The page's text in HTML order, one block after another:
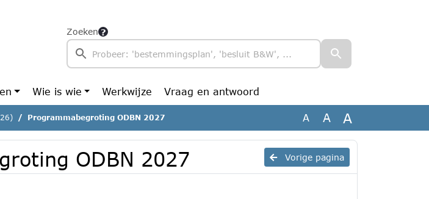
Zoeken
Wie is wie Werkwijze Vraag en antwoord
Programmabegroting ODBN 2027 A A A
Vorige pagina
ODBN 2027